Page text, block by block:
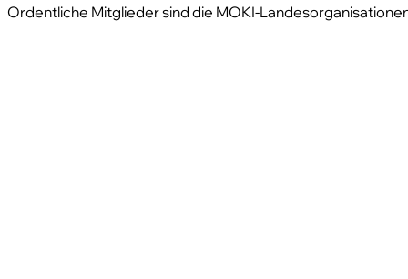
Ordentliche Mitglieder sind die MOKI-